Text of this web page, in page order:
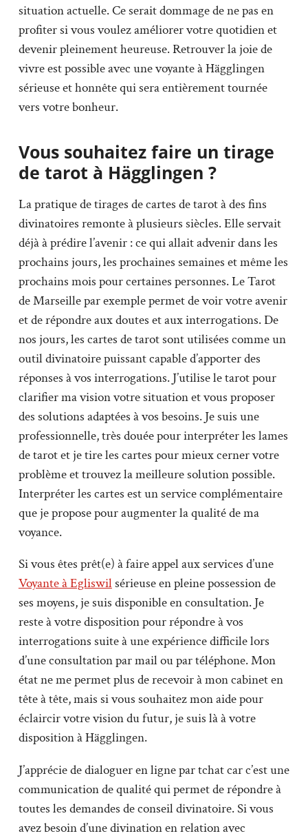
situation actuelle. Ce serait dommage de ne pas en
profiter si vous voulez améliorer votre quotidien et
devenir pleinement heureuse. Retrouver la joie de
vivre est possible avec une voyante à Hägglingen
sérieuse et honnête qui sera entièrement tournée
vers votre bonheur.
Vous souhaitez faire un tirage
de tarot à Hägglingen ?
La pratique de tirages de cartes de tarot à des fins
divinatoires remonte à plusieurs siècles. Elle servait
déjà à prédire l’avenir : ce qui allait advenir dans les
prochains jours, les prochaines semaines et même les
prochains mois pour certaines personnes. Le Tarot
de Marseille par exemple permet de voir votre avenir
et de répondre aux doutes et aux interrogations. De
nos jours, les cartes de tarot sont utilisées comme un
outil divinatoire puissant capable d’apporter des
réponses à vos interrogations. J’utilise le tarot pour
clarifier ma vision votre situation et vous proposer
des solutions adaptées à vos besoins. Je suis une
professionnelle, très douée pour interpréter les lames
de tarot et je tire les cartes pour mieux cerner votre
problème et trouvez la meilleure solution possible.
Interpréter les cartes est un service complémentaire
que je propose pour augmenter la qualité de ma
voyance.
Si vous êtes prêt(e) à faire appel aux services d’une
Voyante à Egliswilsérieuse en pleine possession de
ses moyens, je suis disponible en consultation. Je
reste à votre disposition pour répondre à vos
interrogations suite à une expérience difficile lors
d’une consultation par mail ou par téléphone. Mon
état ne me permet plus de recevoir à mon cabinet en
tête à tête, mais si vous souhaitez mon aide pour
éclaircir votre vision du futur, je suis là à votre
disposition à Hägglingen.
J’apprécie de dialoguer en ligne par tchat car c’est une
communication de qualité qui permet de répondre à
toutes les demandes de conseil divinatoire. Si vous
avez besoin d’une divination en relation avec